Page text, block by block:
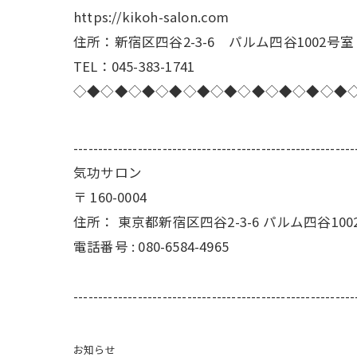
https://kikoh-salon.com
住所：新宿区四谷2-3-6 パルム四谷1002号室
TEL：045-383-1741
気功サロン
〒 160-0004
住所： 東京都新宿区四谷2-3-6 パルム四谷
電話番号 : 080-6584-4965
お知らせ